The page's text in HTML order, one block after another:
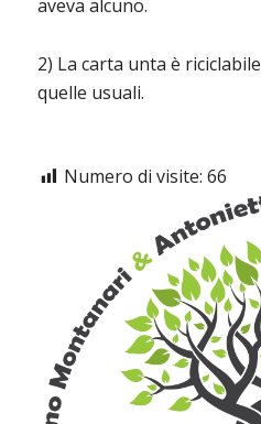
aveva alcuno.
2) La carta unta è
quelle usuali.
Numero di visite: 66